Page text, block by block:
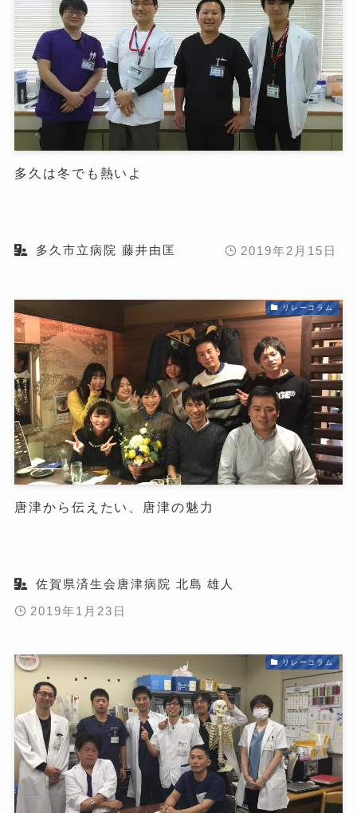
多久は冬でも熱いよ
多久市立病院 藤井由匡 2019年2月15日
リレーコラム
唐津から伝えたい、唐津の魅力
佐賀県済生会唐津病院 北島 雄人
2019年1月23日
リレーコラム